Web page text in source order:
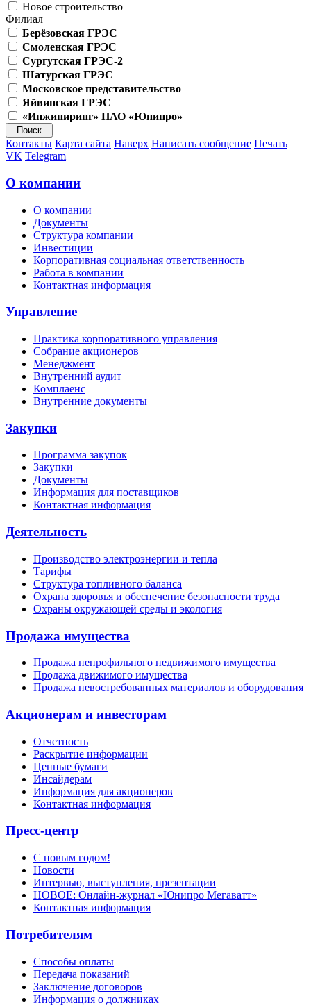
Новое строительство
Филиал
Берёзовская ГРЭС
Смоленская ГРЭС
Сургутская ГРЭС-2
Шатурская ГРЭС
Московское представительство
Яйвинская ГРЭС
«Инжиниринг» ПАО «Юнипро»
Контакты Карта сайта Наверх Написать сообщение Печать
VK Telegram
О компании
О компании
Документы
Структура компании
Инвестиции
Корпоративная социальная ответственность
Работа в компании
Контактная информация
Управление
Практика корпоративного управления
Собрание акционеров
Менеджмент
Внутренний аудит
Комплаенс
Внутренние документы
Закупки
Программа закупок
Закупки
Документы
Информация для поставщиков
Контактная информация
Деятельность
Производство электроэнергии и тепла
Тарифы
Структура топливного баланса
Охрана здоровья и обеспечение безопасности труда
Охраны окружающей среды и экология
Продажа имущества
Продажа непрофильного недвижимого имущества
Продажа движимого имущества
Продажа невостребованных материалов и оборудования
Акционерам и инвесторам
Отчетность
Раскрытие информации
Ценные бумаги
Инсайдерам
Информация для акционеров
Контактная информация
Пресс-центр
С новым годом!
Новости
Интервью, выступления, презентации
НОВОЕ: Онлайн-журнал «Юнипро Мегаватт»
Контактная информация
Потребителям
Способы оплаты
Передача показаний
Заключение договоров
Информация о должниках